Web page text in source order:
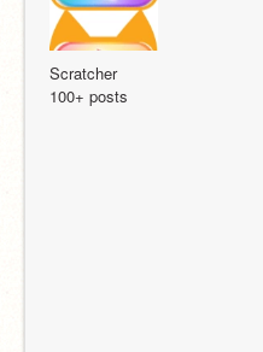
Scratcher
100+ posts